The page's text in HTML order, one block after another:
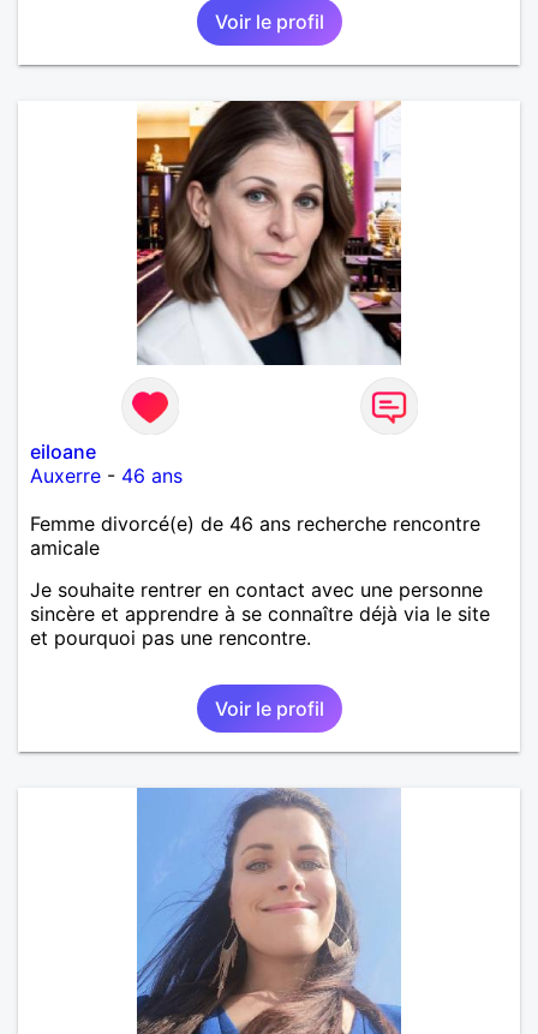
Voir le profil
eiloane
Auxerre - 46 ans
Femme divorcé(e) de 46 ans recherche rencontre
amicale
Je souhaite rentrer en contact avec une personne
sincère et apprendre à se connaître déjà via le site
et pourquoi pas une rencontre.
Voir le profil